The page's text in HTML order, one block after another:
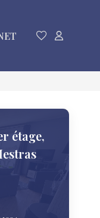
étage,